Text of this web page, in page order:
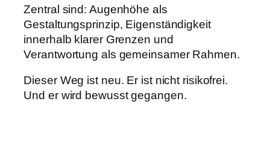
Zentral sind: Augenhöhe als
Gestaltungsprinzip, Eigenständigkeit
innerhalb klarer Grenzen und
Verantwortung als gemeinsamer Rahmen.
Dieser Weg ist neu. Er ist nicht risikofrei.
Und er wird bewusst gegangen.